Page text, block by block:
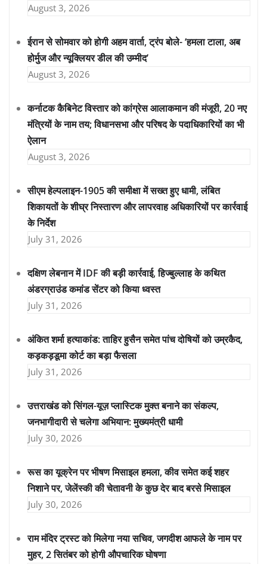
August 3, 2026
ईरान से सोमवार को होगी अहम वार्ता, ट्रंप बोले- ‘हमला टाला, अब
होर्मुज और न्यूक्लियर डील की उम्मीद’
August 3, 2026
कर्नाटक कैबिनेट विस्तार को कांग्रेस आलाकमान की मंजूरी, 20 नए
मंत्रियों के नाम तय; विधानसभा और परिषद के पदाधिकारियों का भी
ऐलान
August 3, 2026
सीएम हेल्पलाइन-1905 की समीक्षा में सख्त हुए धामी, लंबित
शिकायतों के शीघ्र निस्तारण और लापरवाह अधिकारियों पर कार्रवाई
के निर्देश
July 31, 2026
दक्षिण लेबनान में IDF की बड़ी कार्रवाई, हिज्बुल्लाह के कथित
अंडरग्राउंड कमांड सेंटर को किया ध्वस्त
July 31, 2026
अंकित शर्मा हत्याकांड: ताहिर हुसैन समेत पांच दोषियों को उम्रकैद,
कड़कड़डूमा कोर्ट का बड़ा फैसला
July 31, 2026
उत्तराखंड को सिंगल-यूज़ प्लास्टिक मुक्त बनाने का संकल्प,
जनभागीदारी से चलेगा अभियान: मुख्यमंत्री धामी
July 30, 2026
रूस का यूक्रेन पर भीषण मिसाइल हमला, कीव समेत कई शहर
निशाने पर, जेलेंस्की की चेतावनी के कुछ देर बाद बरसे मिसाइल
July 30, 2026
राम मंदिर ट्रस्ट को मिलेगा नया सचिव, जगदीश आफले के नाम पर
मुहर, 2 सितंबर को होगी औपचारिक घोषणा